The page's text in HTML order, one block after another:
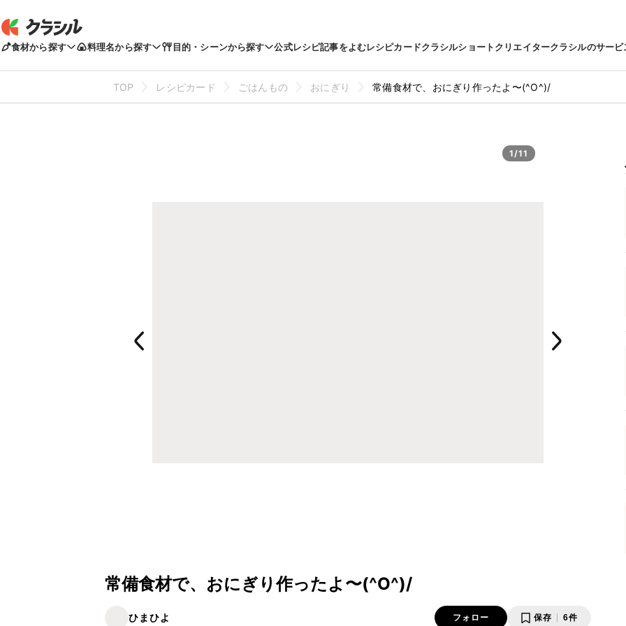
食材から探す 料理名から探す 目的・シーンから探す 公式レシピ記事をよむレシピカードクラシルショートクリエイタークラシルのサービ
TOP レシピカード ごはんもの おにぎり 常備食材で、おにぎり作ったよ〜(^O^)/
1/11
常備食材で、おにぎり作ったよ〜(^O^)/
ひまひよ フォロー 保存 6件